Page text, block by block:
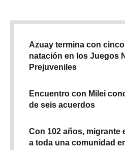
Azuay termina con
natación en los Juegos
Prejuveniles
Encuentro con Milei
de seis acuerdos
Con 102 años, migrante
a toda una comunidad